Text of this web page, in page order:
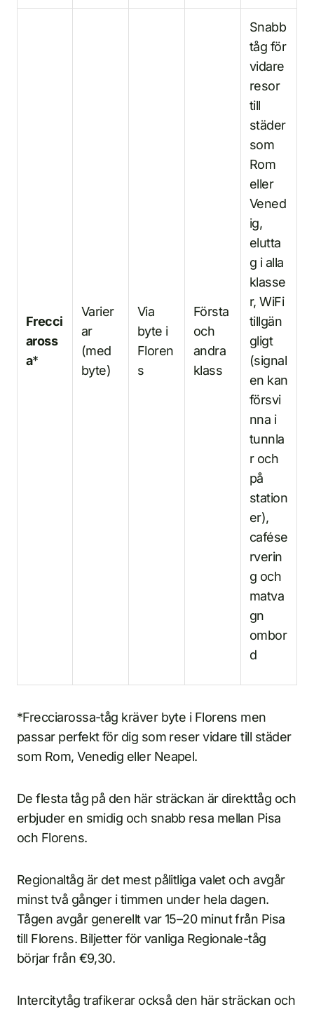
Frecci
aross
a*
Varier
ar
(med
byte)
Via
byte i
Floren
s
Första
och
andra
klass
Snabb
tåg för
vidare
resor
till
städer
som
Rom
eller
Vened
ig,
elutta
g i alla
klasse
r, WiFi
tillgän
gligt
(signal
en kan
försvi
nna i
tunnla
r och
på
station
er),
cafése
rverin
g och
matva
gn
ombor
d
*Frecciarossa-tåg kräver byte i Florens men
passar perfekt för dig som reser vidare till städer
som Rom, Venedig eller Neapel.
De flesta tåg på den här sträckan är direkttåg och
erbjuder en smidig och snabb resa mellan Pisa
och Florens.
Regionaltåg är det mest pålitliga valet och avgår
minst två gånger i timmen under hela dagen.
Tågen avgår generellt var 15–20 minut från Pisa
till Florens. Biljetter för vanliga Regionale-tåg
börjar från €9,30.
Intercitytåg trafikerar också den här sträckan och